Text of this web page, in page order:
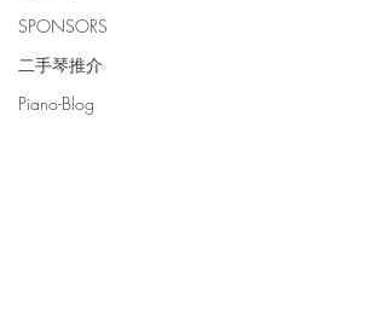
SPONSORS
二手琴推介
Piano-Blog